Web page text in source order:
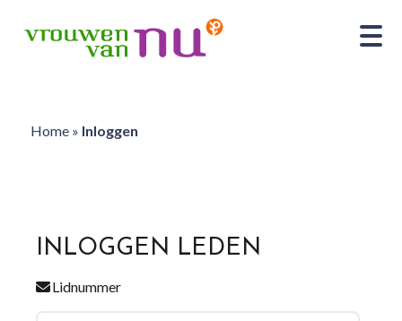
Home» Inloggen
INLOGGEN LEDEN
Lidnummer